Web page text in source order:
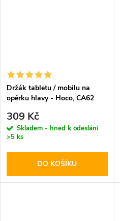
Držák tabletu / mobilu na
opěrku hlavy - Hoco, CA62
309 Kč
Skladem - hned k odeslání
>5 ks
DO KOŠÍKU